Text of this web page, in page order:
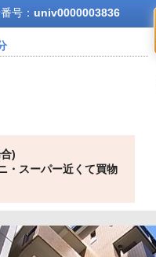
号： univ0000003836
)
・スーパー近くて買物